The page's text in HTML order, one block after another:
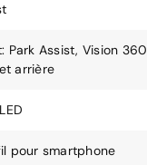
Park Assist, Vision 360
arrière
pour smartphone